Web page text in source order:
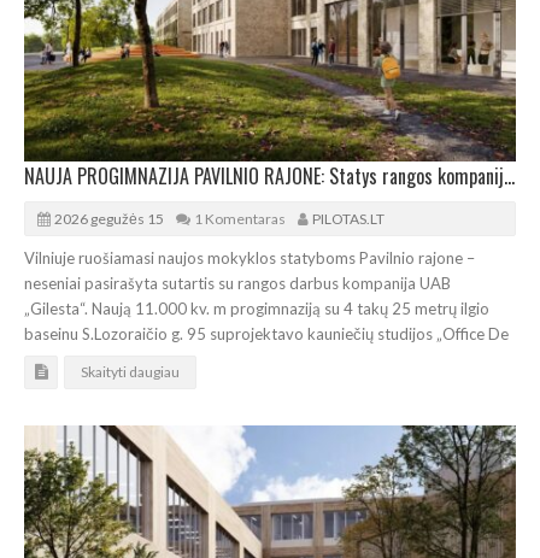
NAUJA PROGIMNAZIJA PAVILNIO RAJONE: Statys rangos kompanija „Gilesta“
2026 gegužės 15 1 Komentaras PILOTAS.LT
Vilniuje ruošiamasi naujos mokyklos statyboms Pavilnio rajone –
neseniai pasirašyta sutartis su rangos darbus kompanija UAB
„Gilesta“. Naują 11.000 kv. m progimnaziją su 4 takų 25 metrų ilgio
baseinu S.Lozoraičio g. 95 suprojektavo kauniečių studijos „Office De
Skaityti daugiau